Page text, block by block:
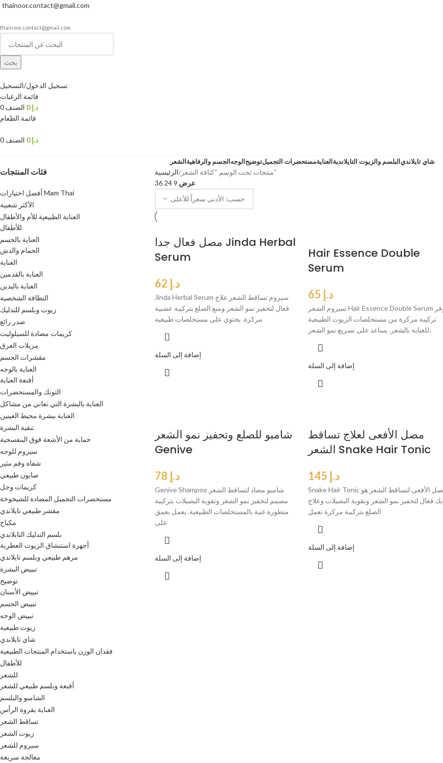
thainoor.contact@gmail.com
thainoor.contact@gmail.com
بحث
تسجيل الدخول/التسجيل
قائمة الرغبات
0 الصنف د.إ0
قائمة الطعام
0 الصنف د.إ0
الشعرالجسم والرفاهيةالوجهتوضيحمستحضرات التجميلالعنايةالبلسم والزيوت التايلانديةشاي تايلاندي
فئات المنتجات
أفضل اختيارات Mam Thai
الأكثر شعبية
العناية الطبيعية للأم والأطفال
للأطفال
العناية بالجسم
الحمام والدش
العناية
العناية بالقدمين
العناية باليدين
النظافة الشخصية
زيوت وبلسم للتدليك
صدر رائع
كريمات مضادة للسيلوليت
مزيلات العرق
مقشرات الجسم
العناية بالوجه
أقنعة العناية
التونك والمستحضرات
العناية بالبشرة التي تعاني من مشاكل
العناية ببشرة محيط العينين
تنقية البشرة
حماية من الأشعة فوق البنفسجية
سيروم للوجه
شفاه وفم مثير
صابون طبيعي
كريمات وجل
مستحضرات التجميل المضادة للشيخوخة
مقشر طبيعي تايلاندي
مكياج
بلسم التدليك التايلاندي
أجهزة استنشاق الزيوت العطرية
مرهم طبيعي وبلسم تايلاندي
تبييض البشرة
توضيح
تبييض الأسنان
تبييض الجسم
تبييض الوجه
زيوت طبيعية
شاي تايلاندي
فقدان الوزن باستخدام المنتجات الطبيعية
للأطفال
للشعر
أقنعة وبلسم طبيعي للشعر
الشامبو والبلسم
العناية بفروة الرأس
تساقط الشعر
زيوت الشعر
سيروم للشعر
معالجة سريعة
الرئيسية
منتجات تحت الوسم “كثافة الشعر”
عرض 9
24
36
مصل فعال جدا Jinda Herbal
Serum
د.إ
Jinda Herbal Serum سيروم تساقط الشعر علاج
فعال لتحفيز نمو الشعر ومنع الصلع بتركيبة عشبية
مركزة. يحتوي على مستخلصات طبيعية
إضافة إلى السلة
Hair Essence Double
Serum
د.إ
سيروم الشعر Hair Essence Double Serum يوفر
تركيبة مركزة من مستخلصات الزيوت الطبيعية
للعناية بالشعر. يساعد على تسريع نمو الشعر،
إضافة إلى السلة
شامبو للصلع وتحفيز نمو الشعر
Genive
د.إ
Genive Shampoo شامبو مضاد لتساقط الشعر
مصمم لتحفيز نمو الشعر وتقوية البصيلات بتركيبة
متطورة غنية بالمستخلصات الطبيعية. يعمل بعمق
على
إضافة إلى السلة
مصل الأفعى لعلاج تساقط
الشعر Snake Hair Tonic
د.إ
Snake Hair Tonic مصل الأفعى لتساقط الشعر هو
فعال لتحفيز نمو الشعر وتقوية البصيلات وعلاج
الصلع بتركيبة مركزة تعمل
إضافة إلى السلة